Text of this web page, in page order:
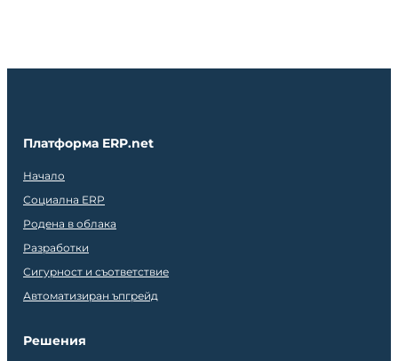
Платформа ERP.net
Начало
Социална ERP
Родена в облака
Разработки
Сигурност и съответствие
Автоматизиран ъпгрейд
Решения